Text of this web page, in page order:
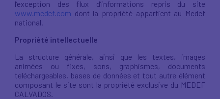
l’exception des flux d’informations repris du site
www.medef.com dont la propriété appartient au Medef
national.
Propriété intellectuelle
La structure générale, ainsi que les textes, images
animées ou fixes, sons, graphismes, documents
teléchargeables, bases de données et tout autre élément
composant le site sont la propriété exclusive du MEDEF
CALVADOS.